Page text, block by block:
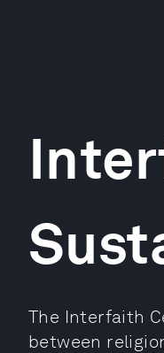
The Interfaith
between